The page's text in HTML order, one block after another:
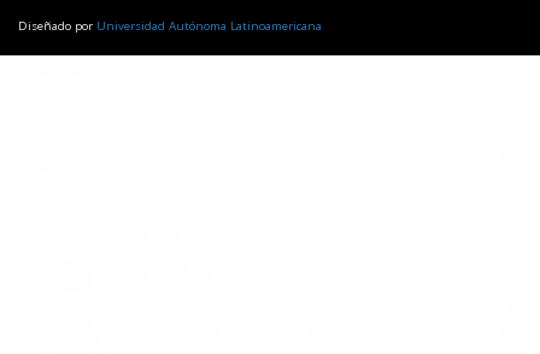
Diseñado por Universidad Autónoma Latinoamericana